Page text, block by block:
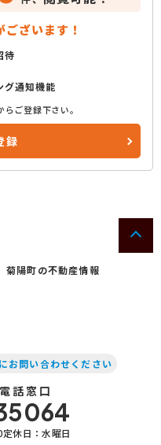
ざいます！
待
グ通知機能
ご登録下さい。
録
菊陽町の不動産情報
お問い合わせください
話窓口
定休日：水曜日